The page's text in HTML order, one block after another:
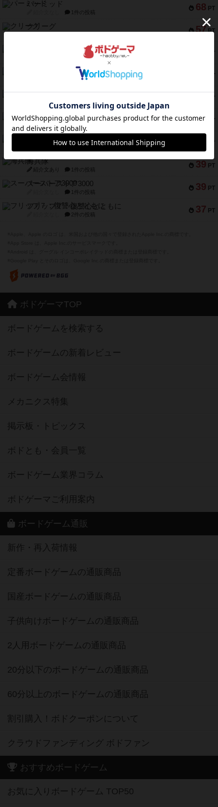
68 PT
パーミッド
1件の投稿
57 PT
クリーグ
PT
セミファイナル ～お前はまだ生きている～
1件の投稿
PT
ふたつの街の物語
18件の投稿
PT
クランク! ：冒険者たち（拡張）
紹介文あり 4件の投稿
42 PT
とうほうの！
紹介文なし 1件の投稿
PT
スターマイン・ラミー ポケット
紹介文あり 2件の投稿
39 PT
海兵隊
紹介文あり 1件の投稿
39 PT
スーパーストア3000
1件の投稿
37 PT
フリップ７：復讐心とともに
2件の投稿
ボドゲーマTOP
ボードゲームを検索する
ボードゲームの新着レビュー
ボードゲーム会情報
メカニクス特集
掲示板・トピックス
ボドとも・会員一覧
ボードゲーム業界コラム
ボドゲーマご利用案内
ボードゲーム通販
新作・再入荷情報
定番ボードゲームの通販商品
国産ボードゲームの通販商品
子供向けボードゲームの通販商品
2人用ボードゲームの通販商品
20分以下のボードゲームの通販商品
60分以上のボードゲームの通販商品
割引購入！ボドクーポンについて
クラウドファンディング ボドファン
おすすめボードゲーム
お気に入りボードゲーム TOP50